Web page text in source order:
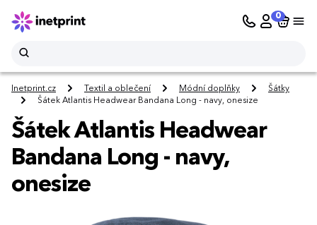
0
Inetprint.cz Textil a oblečení Módní doplňky
Šátky
Šátek Atlantis Headwear Bandana Long - navy, onesize
Šátek Atlantis Headwear
Bandana Long - navy,
onesize